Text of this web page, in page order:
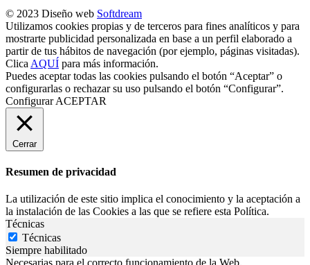
© 2023 Diseño web Softdream
Utilizamos cookies propias y de terceros para fines analíticos y para
mostrarte publicidad personalizada en base a un perfil elaborado a
partir de tus hábitos de navegación (por ejemplo, páginas visitadas).
Clica AQUÍ para más información.
Puedes aceptar todas las cookies pulsando el botón “Aceptar” o
configurarlas o rechazar su uso pulsando el botón “Configurar”.
Configurar ACEPTAR
Cerrar
Resumen de privacidad
La utilización de este sitio implica el conocimiento y la aceptación a
la instalación de las Cookies a las que se refiere esta Política.
Técnicas
Técnicas
Siempre habilitado